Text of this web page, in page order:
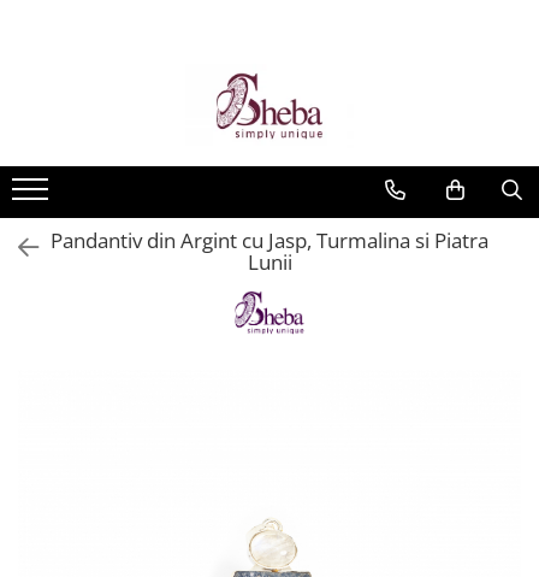
Pandantiv din Argint cu Jasp, Turmalina si Piatra
Lunii